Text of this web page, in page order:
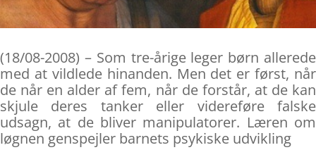
(18/08-2008) – Som tre-årige leger børn allerede
med at vildlede hinanden. Men det er først, når
de når en alder af fem, når de forstår, at de kan
skjule deres tanker eller videreføre falske
udsagn, at de bliver manipulatorer. Læren om
løgnen genspejler barnets psykiske udvikling